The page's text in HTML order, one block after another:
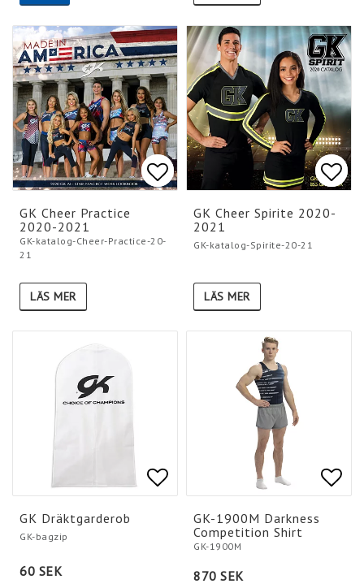
Lägg till i favoritlistan
Lägg till i favoritlistan
GK Cheer Practice
2020-2021
GK-katalog-Cheer-Practice-20-
21
LÄS MER
GK Cheer Spirite 2020-
2021
GK-katalog-Spirite-20-21
LÄS MER
Lägg till i favoritlistan
Lägg till i favoritlistan
GK Dräktgarderob
GK-bagzip
60 SEK
GK-1900M Darkness
Competition Shirt
GK-1900M
870 SEK